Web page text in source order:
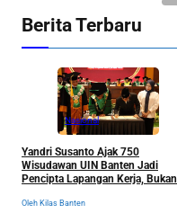
Berita Terbaru
Nasional
Yandri Susanto Ajak 750
Wisudawan UIN Banten Jadi
Pencipta Lapangan Kerja, Bukan
Oleh Kilas Banten